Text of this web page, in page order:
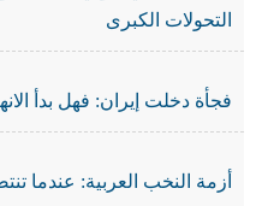
التحولات الكبرى
فجأة دخلت إيران: فهل بدأ
أزمة النخب العربية: عندما